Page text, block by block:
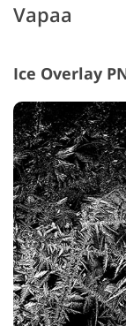
Vapaa
Ice Overlay